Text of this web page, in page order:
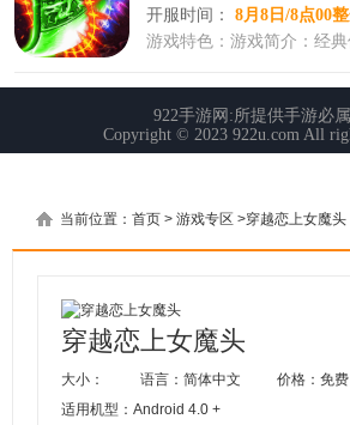
当前位置： 首页 > 游戏专区 >穿越恋上女魔头
穿越恋上女魔头
大小： 语言：简体中文
价格：免费
适用机型：Android 4.0 +